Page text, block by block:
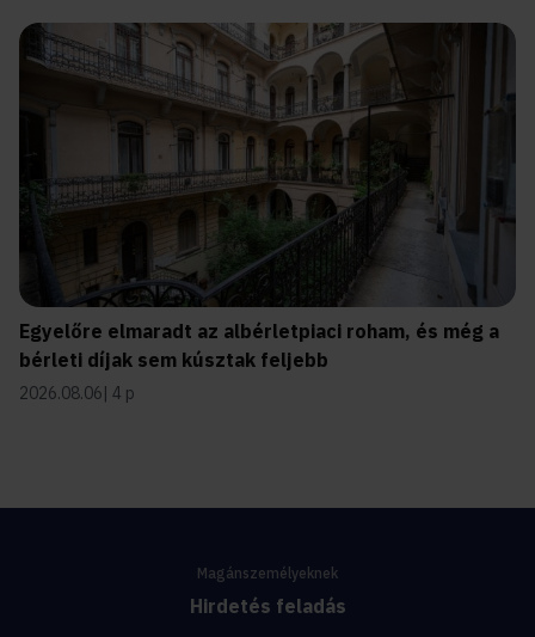
Egyelőre elmaradt az albérletpiaci roham, és még a
bérleti díjak sem kúsztak feljebb
2026.08.06 4 p
Magánszemélyeknek
Hirdetés feladás